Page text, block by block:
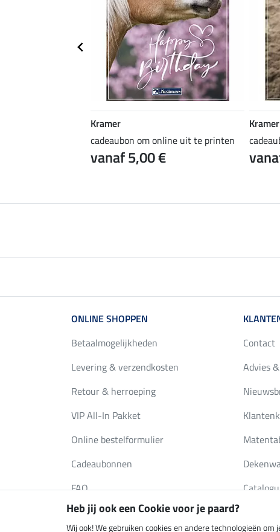
Kramer
cadeaubon om online uit te printen
vanaf 5,00 €
Kramer
ONLINE SHOPPEN
Betaalmogelijkheden
Levering & verzendkosten
Retour & herroeping
VIP All-In Pakket
Online bestelformulier
Cadeaubonnen
FAQ
Contact
Advies
Heb jij ook een Cookie voor je paard?
Wij ook! We gebruiken cookies en andere technologieën